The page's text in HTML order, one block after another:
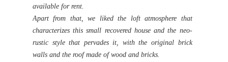
available for rent.
Apart from that, we liked the loft atmosphere that
characterizes this small recovered house and the neo-
rustic style that pervades it, with the original brick
walls and the roof made of wood and bricks.